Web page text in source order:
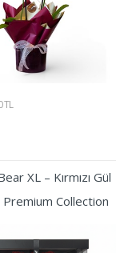
TL
XL – Kırmızı Gül
Premium Collection